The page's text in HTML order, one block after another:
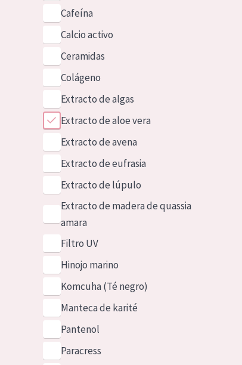
Cafeína
Calcio activo
Ceramidas
Colágeno
Extracto de algas
Extracto de aloe vera
Extracto de avena
Extracto de eufrasia
Extracto de lúpulo
Extracto de madera de quassia
amara
Filtro UV
Hinojo marino
Komcuha (Té negro)
Manteca de karité
Pantenol
Paracress